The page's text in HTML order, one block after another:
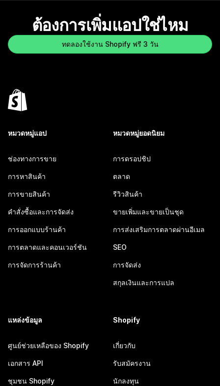
ต้องการเพิ่มแอปใช่ไหม
ทดลองใช้งาน Shopify ฟรี 3 วัน
หมวดหมู่แอป
ช่องทางการขาย
การหาสินค้า
การขายสินค้า
คำสั่งซื้อและการจัดส่ง
การออกแบบร้านค้า
การตลาดและคอนเวอร์ชัน
การจัดการร้านค้า
หมวดหมู่ยอดนิยม
การดรอปชิป
ตลาด
รีวิวสินค้า
ขายเพิ่มและขายเป็นชุด
การส่งเสริมการตลาดผ่านอีเมล
SEO
การจัดส่ง
สกุลเงินและการแปล
แหล่งข้อมูล
ศูนย์ช่วยเหลือของ Shopify
เอกสาร API
ชุมชน Shopify
Shopify
เกี่ยวกับ
รับสมัครงาน
นักลงทุน